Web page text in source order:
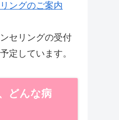
ングのご案内
セリングの受付
定しています。
どんな病